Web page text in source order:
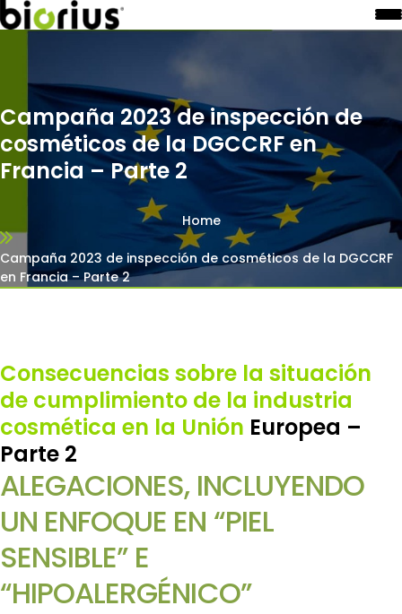
Campaña 2023 de inspección de
cosméticos de la DGCCRF en
Francia – Parte 2
Home
Campaña 2023 de inspección de cosméticos de la DGCCRF
en Francia – Parte 2
Consecuencias sobre la situación
de cumplimiento de la industria
cosmética en la Unión Europea –
Parte 2
ALEGACIONES, INCLUYENDO
UN ENFOQUE EN “PIEL
SENSIBLE” E
“HIPOALERGÉNICO”